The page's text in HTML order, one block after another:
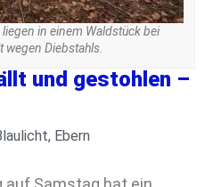
in einem Waldstück bei
Diebstahls.
und gestohlen –
, Ebern